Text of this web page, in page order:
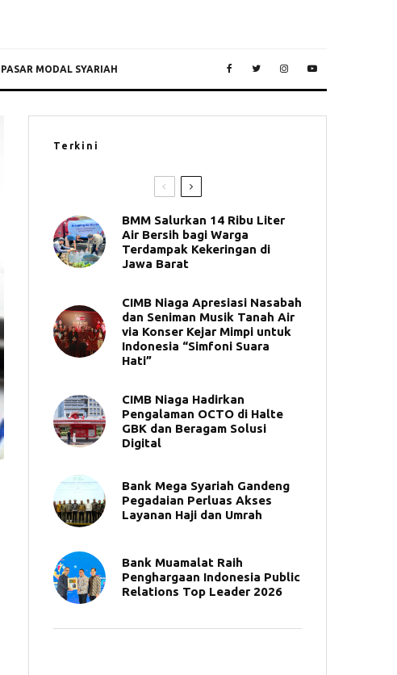
PASAR MODAL SYARIAH
Terkini
BMM Salurkan 14 Ribu Liter
Air Bersih bagi Warga
Terdampak Kekeringan di
Jawa Barat
CIMB Niaga Apresiasi Nasabah
dan Seniman Musik Tanah Air
via Konser Kejar Mimpi untuk
Indonesia “Simfoni Suara
Hati”
CIMB Niaga Hadirkan
Pengalaman OCTO di Halte
GBK dan Beragam Solusi
Digital
Bank Mega Syariah Gandeng
Pegadaian Perluas Akses
Layanan Haji dan Umrah
Bank Muamalat Raih
Penghargaan Indonesia Public
Relations Top Leader 2026